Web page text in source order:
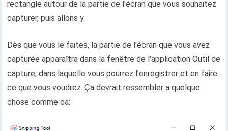
rectangle autour de la partie de l'écran que vous souhaitez
capturer, puis allons y.
Dès que vous le faites, la partie de l'écran que vous avez
capturée apparaîtra dans la fenêtre de l'application Outil de
capture, dans laquelle vous pourrez l'enregistrer et en faire
ce que vous voudrez. Ça devrait ressembler a quelque
chose comme ca: